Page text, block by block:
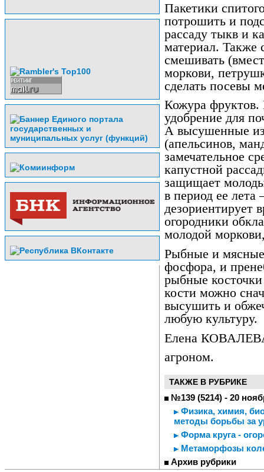
Пакетики
потрошить и
рассаду тыкв и
материал. Также
смешивать
моркови,
сделать посевы
Кожура фруктов.
удобрение для
А высушенные
(апельсинов,
замечательное
капустной
защищает
в период ее лета
дезориентирует
огородники
молодой
Рыбные и мясные
фосфора, и
рыбные
кости можно
высушить и
любую культуру.
Елена
агроном.
ТАКЖЕ В РУБРИКЕ
№139 (5214) - 20
Физика, химия,
методы борьбы за
Форма круга -
Метаморфозы
Архив рубрики